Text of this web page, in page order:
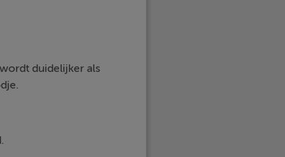
duidelijker als